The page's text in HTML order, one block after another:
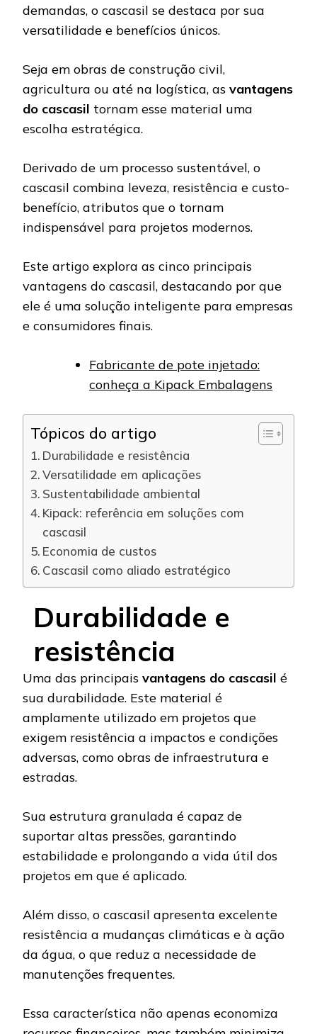
demandas, o cascasil se destaca por sua
versatilidade e benefícios únicos.
Seja em obras de construção civil,
agricultura ou até na logística, as vantagens
do cascasil tornam esse material uma
escolha estratégica.
Derivado de um processo sustentável, o
cascasil combina leveza, resistência e custo-
benefício, atributos que o tornam
indispensável para projetos modernos.
Este artigo explora as cinco principais
vantagens do cascasil, destacando por que
ele é uma solução inteligente para empresas
e consumidores finais.
Fabricante de pote injetado:
conheça a Kipack Embalagens
Tópicos do artigo
Durabilidade e resistência
Versatilidade em aplicações
Sustentabilidade ambiental
Kipack: referência em soluções com
cascasil
Economia de custos
Cascasil como aliado estratégico
Durabilidade e
resistência
Uma das principais vantagens do cascasil é
sua durabilidade. Este material é
amplamente utilizado em projetos que
exigem resistência a impactos e condições
adversas, como obras de infraestrutura e
estradas.
Sua estrutura granulada é capaz de
suportar altas pressões, garantindo
estabilidade e prolongando a vida útil dos
projetos em que é aplicado.
Além disso, o cascasil apresenta excelente
resistência a mudanças climáticas e à ação
da água, o que reduz a necessidade de
manutenções frequentes.
Essa característica não apenas economiza